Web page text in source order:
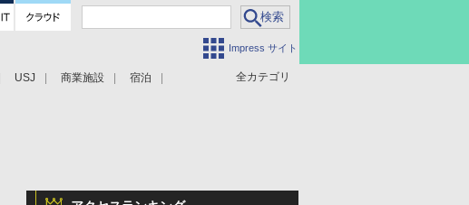
Impress サイト
全カテゴリ
USJ 商業施設 宿泊